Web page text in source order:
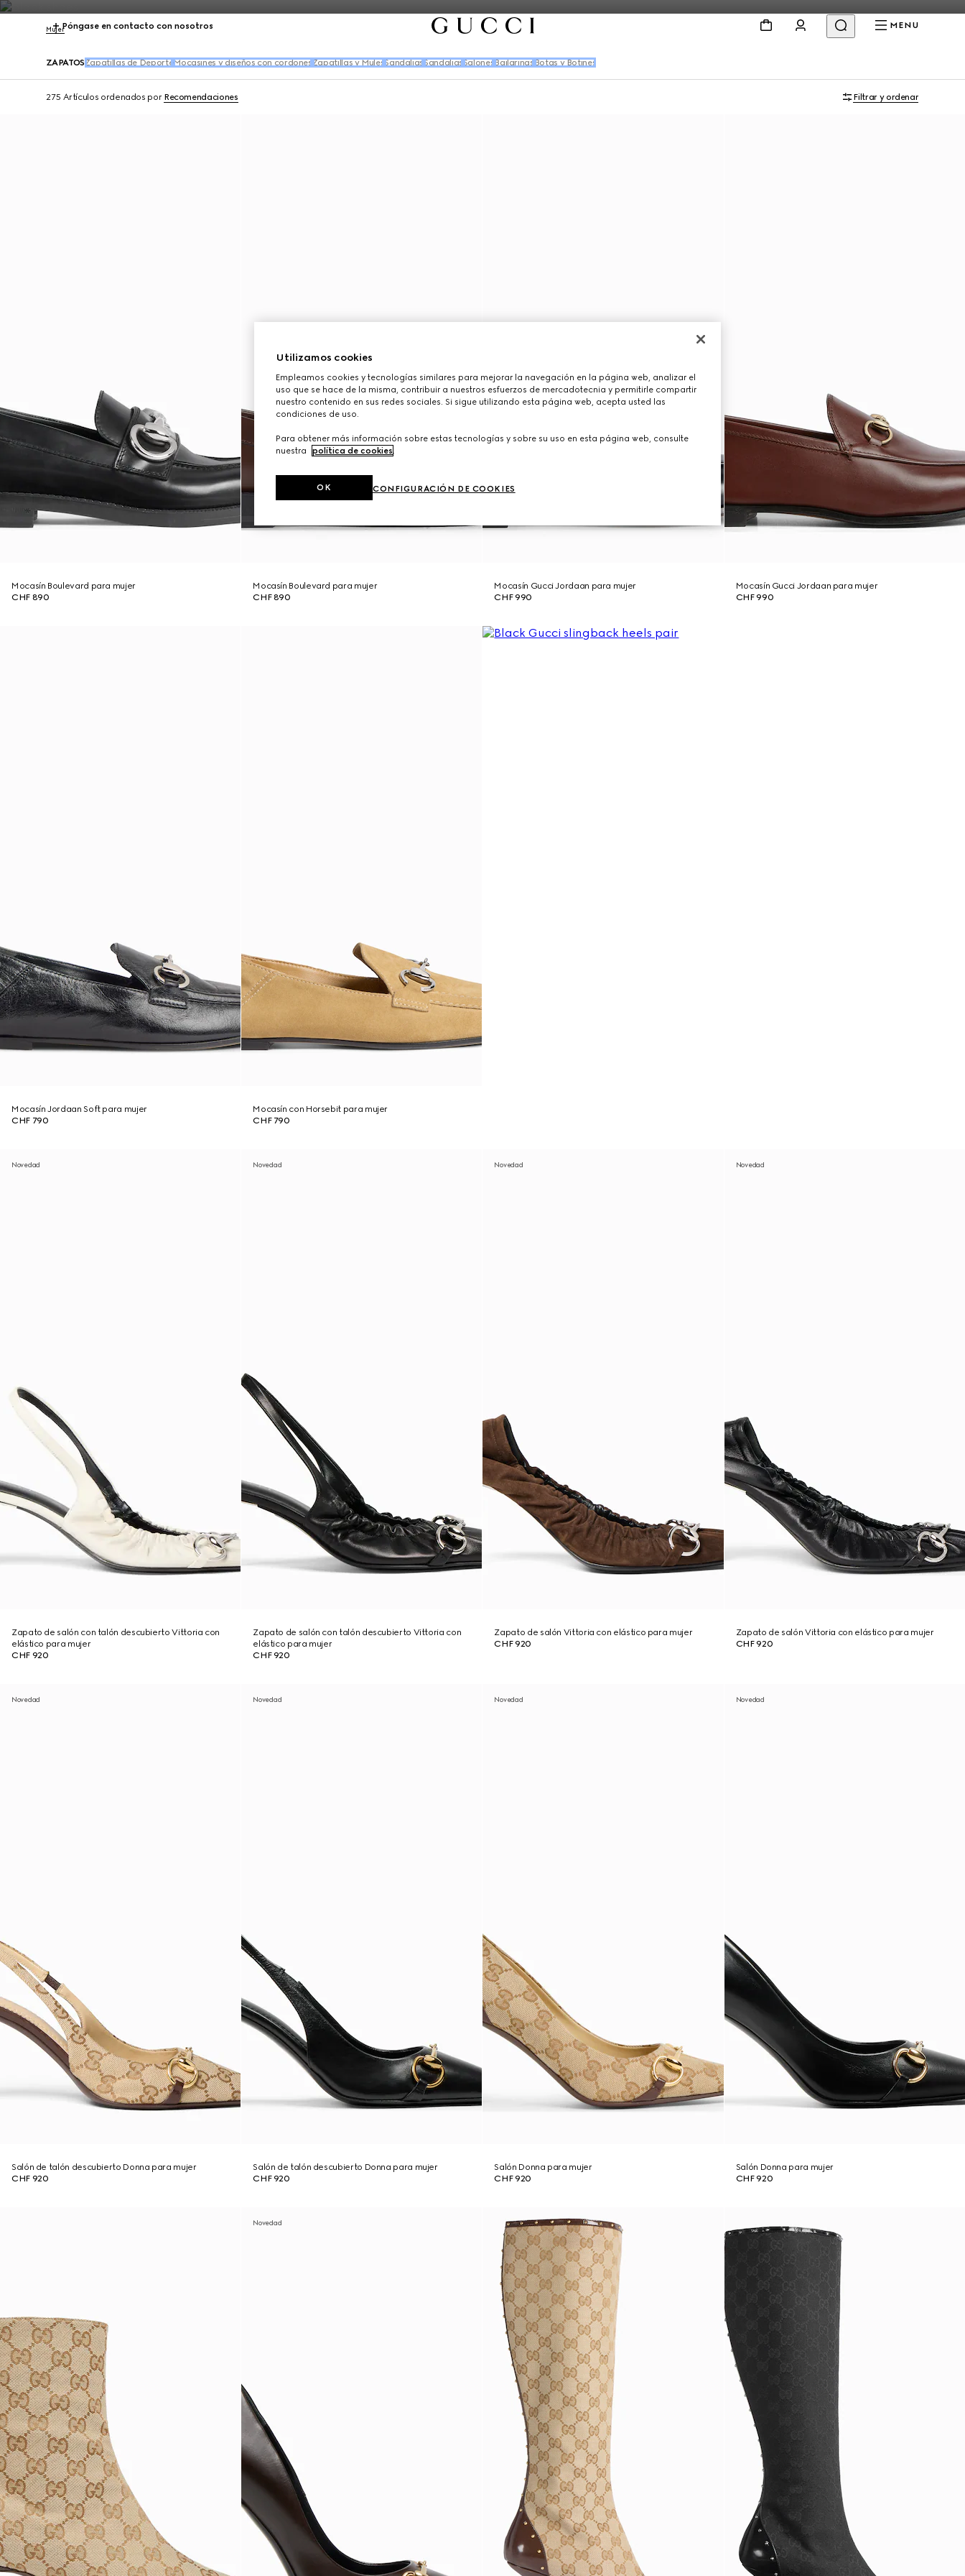
Póngase en contacto con nosotros MENU
Mujer
ZAPATOS Zapatillas de DeporteMocasines y diseños con cordones Zapatillas y Mules Sandalias Sandalias Salones Bailarinas Botas y Botines
275 Artículos ordenados por Recomendaciones Filtrar y ordenar
Mocasín Boulevard para mujer
CHF 890
Mocasín Boulevard para mujer
CHF 890
Mocasín Gucci Jordaan para mujer
CHF 990
Mocasín Gucci Jordaan para mujer
CHF 990
Mocasín Jordaan Soft para mujer
CHF 790
Mocasín con Horsebit para mujer
CHF 790
Novedad
Zapato de salón con talón descubierto Vittoria con
elástico para mujer
CHF 920
Novedad
Zapato de salón con talón descubierto Vittoria con
elástico para mujer
CHF 920
Novedad
Zapato de salón Vittoria con elástico para mujer
CHF 920
Novedad
Zapato de salón Vittoria con elástico para mujer
CHF 920
Novedad
Salón de talón descubierto Donna para mujer
CHF 920
Novedad
Salón de talón descubierto Donna para mujer
CHF 920
Novedad
Salón Donna para mujer
CHF 920
Novedad
Salón Donna para mujer
CHF 920
Novedad
Utilizamos cookies
Empleamos cookies y tecnologías similares para mejorar la navegación en la página web, analizar el
uso que se hace de la misma, contribuir a nuestros esfuerzos de mercadotecnia y permitirle compartir
nuestro contenido en sus redes sociales. Si sigue utilizando esta página web, acepta usted las
condiciones de uso.
Para obtener más información sobre estas tecnologías y sobre su uso en esta página web, consulte
nuestra
política de cookies.
CONFIGURACIÓN DE COOKIES
OK